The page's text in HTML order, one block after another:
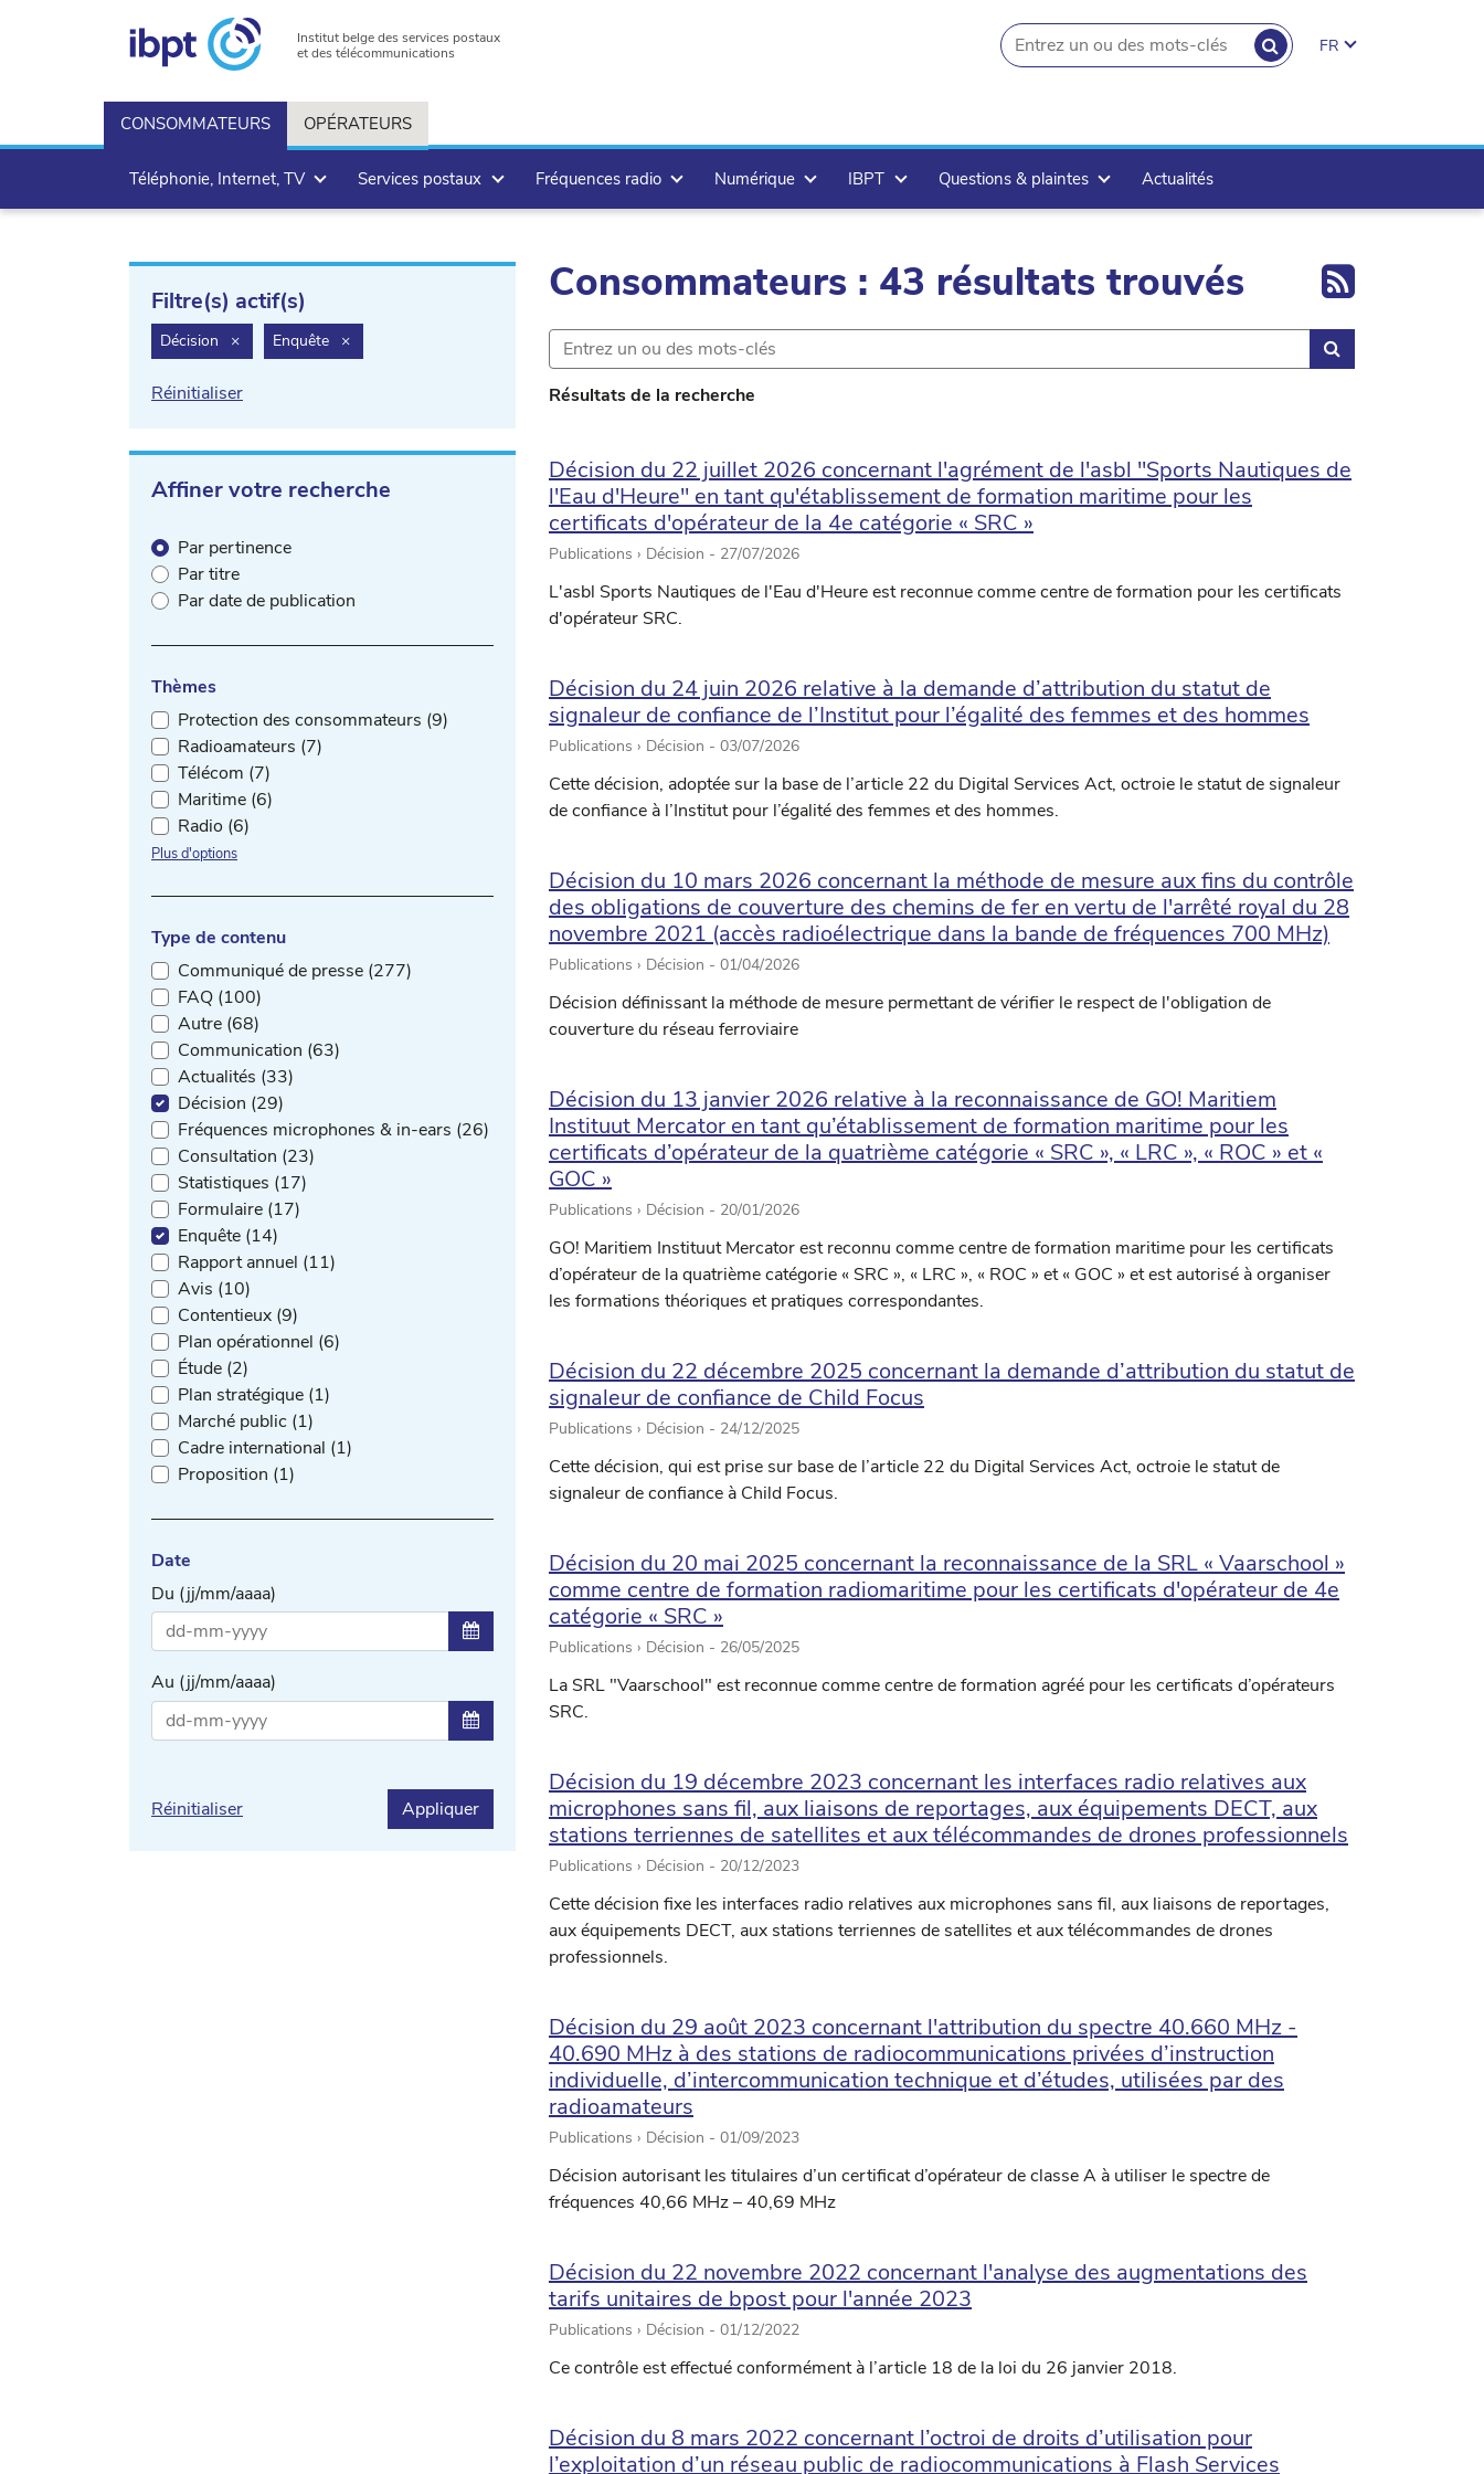
Institut belge des services postaux
et des télécommunications
RECHERCHER
search.button
FR
CONSOMMATEURS OPÉRATEURS
Téléphonie, Internet, TV Services postaux Fréquences radio Numérique IBPT Questions & plaintes Actualités
Filtre(s) actif(s)
Décision ×filter.delete
Enquête ×filter.delete
Réinitialiser
Affiner votre recherche
Par pertinence
Par titre
Par date de publication
Thèmes
Protection des consommateurs (9)
Radioamateurs (7)
Télécom (7)
Maritime (6)
Radio (6)
Plus d'options
Type de contenu
Communiqué de presse (277)
FAQ (100)
Autre (68)
Communication (63)
Actualités (33)
Décision (29)
Fréquences microphones & in-ears (26)
Consultation (23)
Statistiques (17)
Formulaire (17)
Enquête (14)
Rapport annuel (11)
Avis (10)
Contentieux (9)
Plan opérationnel (6)
Étude (2)
Plan stratégique (1)
Marché public (1)
Cadre international (1)
Proposition (1)
Date
Du (jj/mm/aaaa)
Sélectionner une date ...
Au (jj/mm/aaaa)
Sélectionner une date ...
Réinitialiser Appliquer
Consommateurs : 43 résultats trouvés Export
Résultats de la recherche
Décision du 22 juillet 2026 concernant l'agrément de l'asbl "Sports Nautiques de
l'Eau d'Heure" en tant qu'établissement de formation maritime pour les
certificats d'opérateur de la 4e catégorie « SRC »
Publications › Décision - 27/07/2026
L'asbl Sports Nautiques de l'Eau d'Heure est reconnue comme centre de formation pour les certificats
d'opérateur SRC.
Décision du 24 juin 2026 relative à la demande d’attribution du statut de
signaleur de confiance de l’Institut pour l’égalité des femmes et des hommes
Publications › Décision - 03/07/2026
Cette décision, adoptée sur la base de l’article 22 du Digital Services Act, octroie le statut de signaleur
de confiance à l’Institut pour l’égalité des femmes et des hommes.
Décision du 10 mars 2026 concernant la méthode de mesure aux fins du contrôle
des obligations de couverture des chemins de fer en vertu de l'arrêté royal du 28
novembre 2021 (accès radioélectrique dans la bande de fréquences 700 MHz)
Publications › Décision - 01/04/2026
Décision définissant la méthode de mesure permettant de vérifier le respect de l'obligation de
couverture du réseau ferroviaire
Décision du 13 janvier 2026 relative à la reconnaissance de GO! Maritiem
Instituut Mercator en tant qu’établissement de formation maritime pour les
certificats d’opérateur de la quatrième catégorie « SRC », « LRC », « ROC » et «
GOC »
Publications › Décision - 20/01/2026
GO! Maritiem Instituut Mercator est reconnu comme centre de formation maritime pour les certificats
d’opérateur de la quatrième catégorie « SRC », « LRC », « ROC » et « GOC » et est autorisé à organiser
les formations théoriques et pratiques correspondantes.
Décision du 22 décembre 2025 concernant la demande d’attribution du statut de
signaleur de confiance de Child Focus
Publications › Décision - 24/12/2025
Cette décision, qui est prise sur base de l’article 22 du Digital Services Act, octroie le statut de
signaleur de confiance à Child Focus.
Décision du 20 mai 2025 concernant la reconnaissance de la SRL « Vaarschool »
comme centre de formation radiomaritime pour les certificats d'opérateur de 4e
catégorie « SRC »
Publications › Décision - 26/05/2025
La SRL "Vaarschool" est reconnue comme centre de formation agréé pour les certificats d’opérateurs
SRC.
Décision du 19 décembre 2023 concernant les interfaces radio relatives aux
microphones sans fil, aux liaisons de reportages, aux équipements DECT, aux
stations terriennes de satellites et aux télécommandes de drones professionnels
Publications › Décision - 20/12/2023
Cette décision fixe les interfaces radio relatives aux microphones sans fil, aux liaisons de reportages,
aux équipements DECT, aux stations terriennes de satellites et aux télécommandes de drones
professionnels.
Décision du 29 août 2023 concernant l'attribution du spectre 40.660 MHz -
40.690 MHz à des stations de radiocommunications privées d’instruction
individuelle, d’intercommunication technique et d’études, utilisées par des
radioamateurs
Publications › Décision - 01/09/2023
Décision autorisant les titulaires d’un certificat d’opérateur de classe A à utiliser le spectre de
fréquences 40,66 MHz – 40,69 MHz
Décision du 22 novembre 2022 concernant l'analyse des augmentations des
tarifs unitaires de bpost pour l'année 2023
Publications › Décision - 01/12/2022
Ce contrôle est effectué conformément à l’article 18 de la loi du 26 janvier 2018.
Décision du 8 mars 2022 concernant l’octroi de droits d’utilisation pour
l’exploitation d’un réseau public de radiocommunications à Flash Services